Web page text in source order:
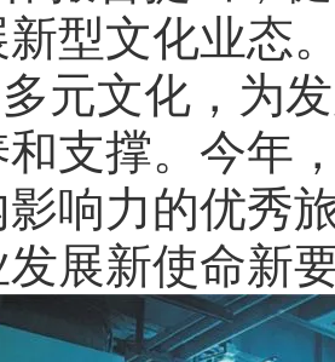
型文化业态
元文化，为
支撑。今年
影响力的优秀
展新使命新